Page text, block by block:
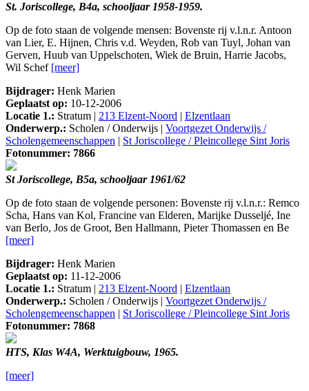
St. Joriscollege, B4a, schooljaar 1958-1959.
Op de foto staan de volgende mensen: Bovenste rij v.l.n.r. Antoon
van Lier, E. Hijnen, Chris v.d. Weyden, Rob van Tuyl, Johan van
Gerven, Huub van Uppelschoten, Wiek de Bruin, Harrie Jacobs,
Wil Schef [meer]
Bijdrager: Henk Marien
Geplaatst op: 10-12-2006
Locatie 1.: Stratum | 213 Elzent-Noord | Elzentlaan
Onderwerp.: Scholen / Onderwijs | Voortgezet Onderwijs /
Scholengemeenschappen | St Joriscollege / Pleincollege Sint Joris
Fotonummer: 7866
St Joriscollege, B5a, schooljaar 1961/62
Op de foto staan de volgende personen: Bovenste rij v.l.n.r.: Remco
Scha, Hans van Kol, Francine van Elderen, Marijke Dusseljé, Ine
van Berlo, Jos de Groot, Ben Hallmann, Pieter Thomassen en Be
[meer]
Bijdrager: Henk Marien
Geplaatst op: 11-12-2006
Locatie 1.: Stratum | 213 Elzent-Noord | Elzentlaan
Onderwerp.: Scholen / Onderwijs | Voortgezet Onderwijs /
Scholengemeenschappen | St Joriscollege / Pleincollege Sint Joris
Fotonummer: 7868
HTS, Klas W4A, Werktuigbouw, 1965.
[meer]